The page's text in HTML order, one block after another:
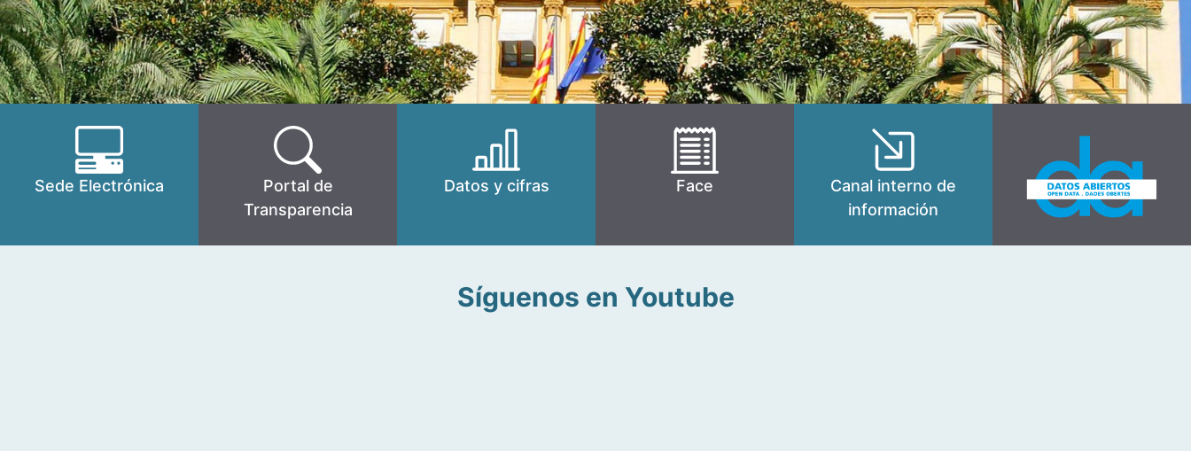
Sede Electrónica
Portal de
Transparencia
Datos y cifras Face
Canal interno de
información
Síguenos en Youtube